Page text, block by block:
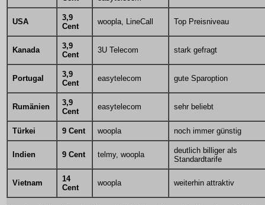
USA
3,9
Cent
woopla, LineCall Top Preisniveau
Kanada
3,9
Cent
3U Telecom stark gefragt
Portugal
3,9
Cent
easytelecom gute Sparoption
Rumänien
3,9
Cent
easytelecom sehr beliebt
Türkei 9 Cent woopla noch immer günstig
Indien 9 Cent telmy, woopla
deutlich billiger als
Standardtarife
Vietnam
14
Cent
woopla weiterhin attraktiv